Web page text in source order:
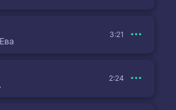
3:21
2:24